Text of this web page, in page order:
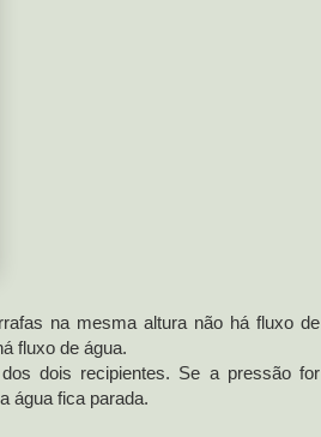
na mesma altura não há fluxo de
fluxo de água.
dois recipientes. Se a pressão for
água fica parada.